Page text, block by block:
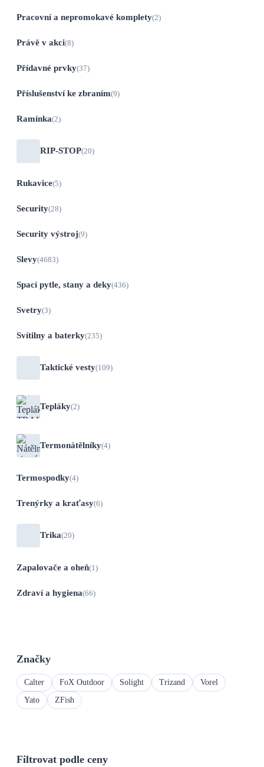
Pracovní a nepromokavé komplety(2)
Právě v akci(8)
Přídavné prvky(37)
Příslušenství ke zbraním(9)
Ramínka(2)
RIP-STOP(20)
Rukavice(5)
Security(28)
Security výstroj(9)
Slevy(4683)
Spací pytle, stany a deky(436)
Svetry(3)
Svítilny a baterky(235)
Taktické vesty(109)
Tepláky(2)
Termonátělníky(4)
Termospodky(4)
Trenýrky a kraťasy(6)
Trika(20)
Zapalovače a oheň(1)
Zdraví a hygiena(66)
Značky
Calter FoX Outdoor Solight Trizand
Vorel
Yato
ZFish
Filtrovat podle ceny